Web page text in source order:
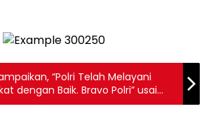
“Polri Telah Melayani
dengan Baik. Bravo Polri” usai
di Polsek Batu Ceper, Tangerang